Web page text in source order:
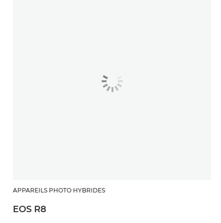
APPAREILS PHOTO HYBRIDES
EOS R8